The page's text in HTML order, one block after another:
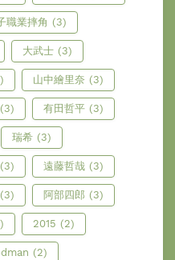
職業摔角 (3)
大武士 (3)
山中繪里奈 (3)
(3) 有田哲平 (3)
瑞希 (3)
(3) 遠藤哲哉 (3)
(3) 阿部四郎 (3)
2015 (2)
(2)